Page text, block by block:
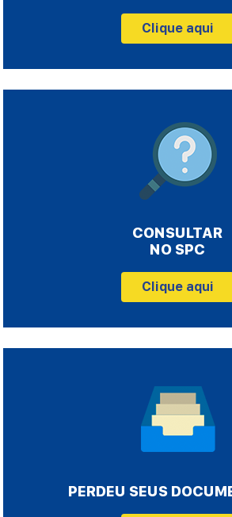
Clique aqui
CONSULTAR
NO SPC
Clique aqui
PERDEU SEUS